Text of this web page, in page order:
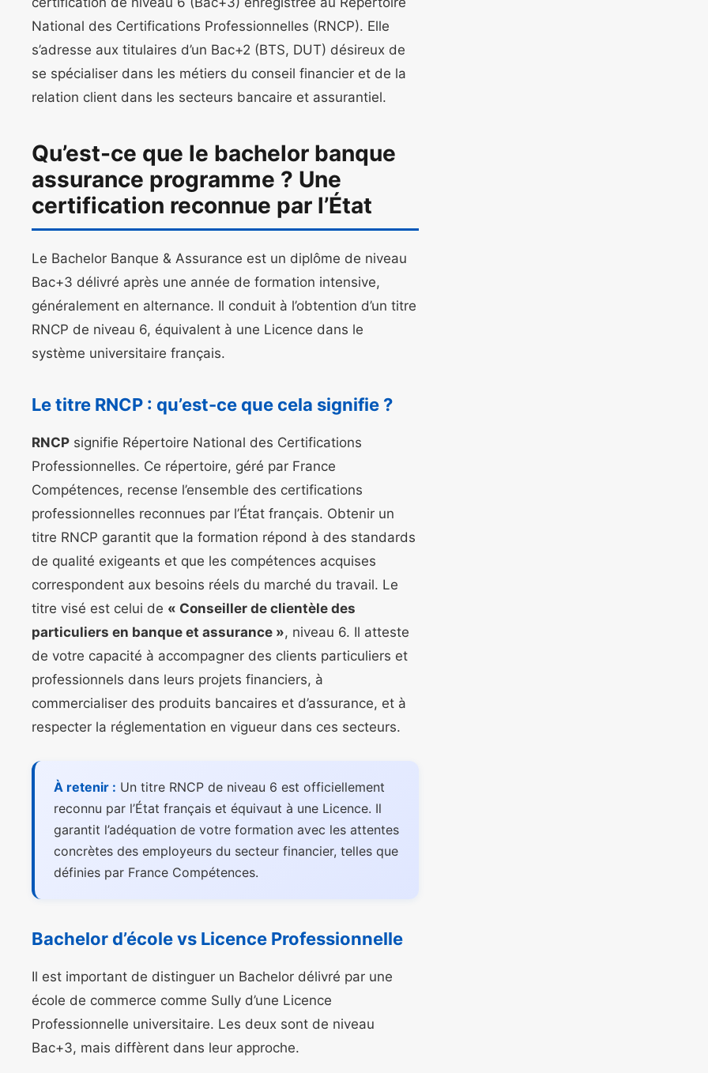
National des Certifications Professionnelles (RNCP). Elle
s’adresse aux titulaires d’un Bac+2 (BTS, DUT) désireux de
se spécialiser dans les métiers du conseil financier et de la
relation client dans les secteurs bancaire et assurantiel.
Qu’est-ce que le bachelor banque
assurance programme ? Une
certification reconnue par l’État
Le Bachelor Banque & Assurance est un diplôme de niveau
Bac+3 délivré après une année de formation intensive,
généralement en alternance. Il conduit à l’obtention d’un titre
RNCP de niveau 6, équivalent à une Licence dans le
système universitaire français.
Le titre RNCP : qu’est-ce que cela signifie ?
RNCP signifie Répertoire National des Certifications
Professionnelles. Ce répertoire, géré par France
Compétences, recense l’ensemble des certifications
professionnelles reconnues par l’État français. Obtenir un
titre RNCP garantit que la formation répond à des standards
de qualité exigeants et que les compétences acquises
correspondent aux besoins réels du marché du travail. Le
titre visé est celui de « Conseiller de clientèle des
particuliers en banque et assurance », niveau 6. Il atteste
de votre capacité à accompagner des clients particuliers et
professionnels dans leurs projets financiers, à
commercialiser des produits bancaires et d’assurance, et à
respecter la réglementation en vigueur dans ces secteurs.
À retenir : Un titre RNCP de niveau 6 est officiellement
reconnu par l’État français et équivaut à une Licence. Il
garantit l’adéquation de votre formation avec les attentes
concrètes des employeurs du secteur financier, telles que
définies par France Compétences.
Bachelor d’école vs Licence Professionnelle
Il est important de distinguer un Bachelor délivré par une
école de commerce comme Sully d’une Licence
Professionnelle universitaire. Les deux sont de niveau
Bac+3, mais diffèrent dans leur approche.